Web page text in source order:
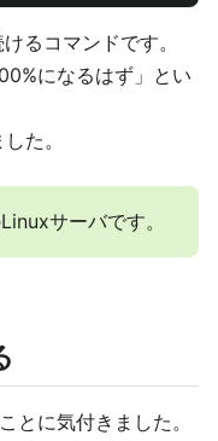
るコマンドです。
になるはず」とい
た。
サーバです。
とに気付きました。